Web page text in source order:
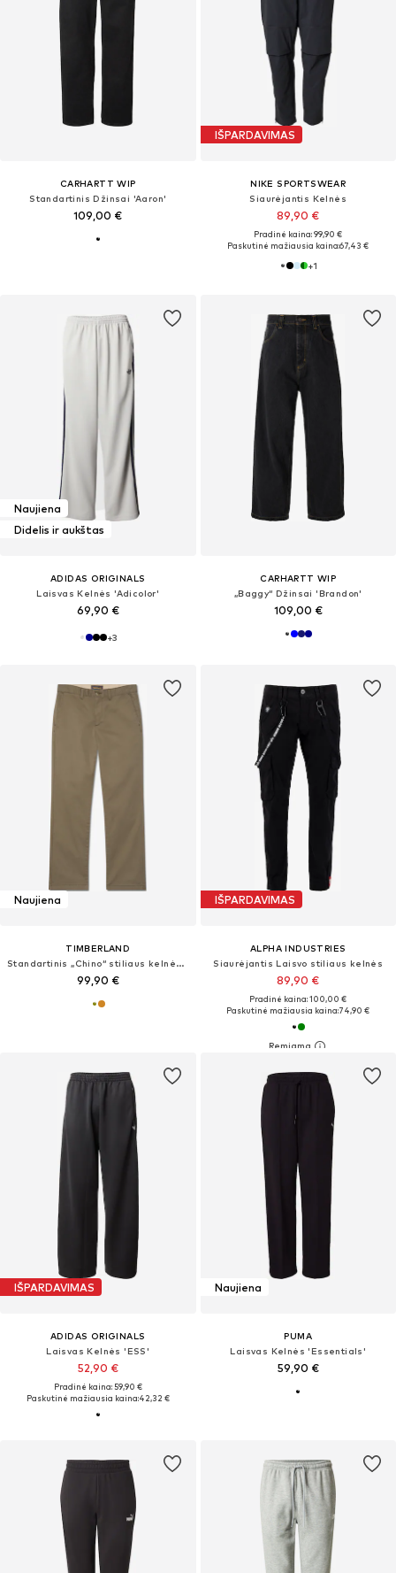
CARHARTT WIP
Standartinis Džinsai 'Aaron'
109,00 €
IŠPARDAVIMAS
NIKE SPORTSWEAR
Siaurėjantis Kelnės
89,90 €
Pradinė kaina: 99,90 €
Paskutinė mažiausia kaina:67,43 €
+1
Naujiena
Didelis ir aukštas
ADIDAS ORIGINALS
Laisvas Kelnės 'Adicolor'
69,90 €
+3
CARHARTT WIP
„Baggy“ Džinsai 'Brandon'
109,00 €
Naujiena
TIMBERLAND
Standartinis „Chino“ stiliaus kelnės 'CLAREMONT'
99,90 €
IŠPARDAVIMAS
ALPHA INDUSTRIES
Siaurėjantis Laisvo stiliaus kelnės
89,90 €
Pradinė kaina: 100,00 €
Paskutinė mažiausia kaina:74,90 €
IŠPARDAVIMAS
ADIDAS ORIGINALS
Laisvas Kelnės 'ESS'
52,90 €
Pradinė kaina: 59,90 €
Paskutinė mažiausia kaina:42,32 €
Naujiena
PUMA
Laisvas Kelnės 'Essentials'
59,90 €